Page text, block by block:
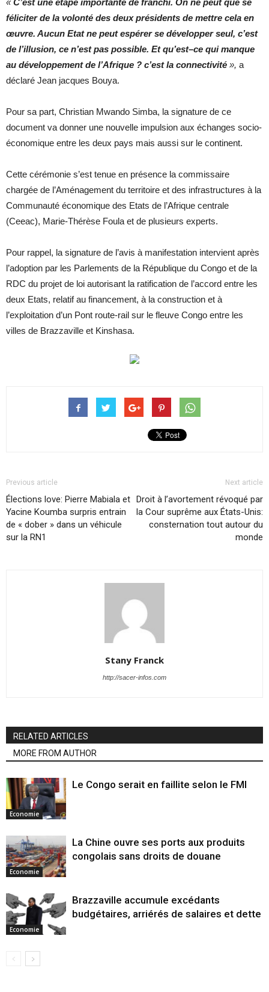
«C’est une étape importante de franchi. On ne peut que se
féliciter de la volonté des deux présidents de mettre cela en
œuvre. Aucun Etat ne peut espérer se développer seul, c’est
de l’illusion, ce n’est pas possible. Et qu’est–ce qui manque
au développement de l’Afrique ? c’est la connectivité », a
déclaré Jean jacques Bouya.
Pour sa part, Christian Mwando Simba, la signature de ce
document va donner une nouvelle impulsion aux échanges socio-
économique entre les deux pays mais aussi sur le continent.
Cette cérémonie s’est tenue en présence la commissaire
chargée de l’Aménagement du territoire et des infrastructures à la
Communauté économique des Etats de l’Afrique centrale
(Ceeac), Marie-Thérèse Foula et de plusieurs experts.
Pour rappel, la signature de l’avis à manifestation intervient après
l’adoption par les Parlements de la République du Congo et de la
RDC du projet de loi autorisant la ratification de l’accord entre les
deux Etats, relatif au financement, à la construction et à
l’exploitation d’un Pont route-rail sur le fleuve Congo entre les
villes de Brazzaville et Kinshasa.
Previous article
Élections love: Pierre Mabiala et
Yacine Koumba surpris entrain
de « dober » dans un véhicule
sur la RN1
Next article
Droit à l’avortement révoqué par
la Cour suprême aux États-Unis:
consternation tout autour du
monde
Stany Franck
http://sacer-infos.com
RELATED ARTICLES
MORE FROM AUTHOR
Economie
Le Congo serait en faillite selon le FMI
Economie
La Chine ouvre ses ports aux produits
congolais sans droits de douane
Economie
Brazzaville accumule excédants
budgétaires, arriérés de salaires et dette